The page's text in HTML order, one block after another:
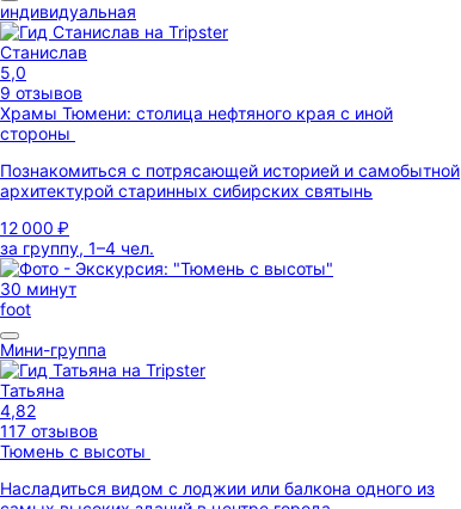
индивидуальная
Станислав
5,0
9 отзывов
Храмы Тюмени: столица нефтяного края с иной
стороны
Познакомиться с потрясающей историей и самобытной
архитектурой старинных сибирских святынь
12 000 ₽
за группу, 1–4 чел.
30 минут
foot
Мини-группа
Татьяна
4,82
117 отзывов
Тюмень с высоты
Насладиться видом с лоджии или балкона одного из